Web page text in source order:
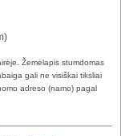
Žemėlapis stumdomas
gali ne visiškai tiksliai
adreso (namo) pagal